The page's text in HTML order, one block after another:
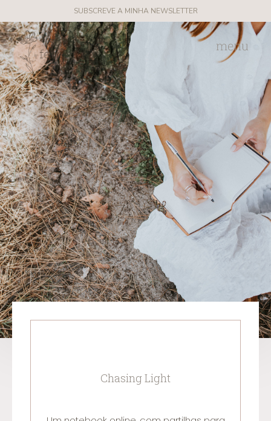
SUBSCREVE A MINHA NEWSLETTER
Chasing Light